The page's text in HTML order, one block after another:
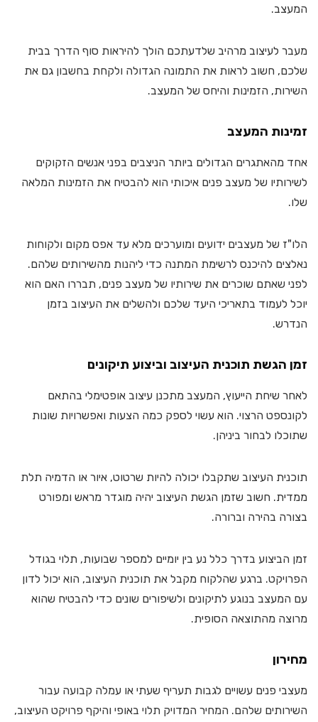
המעצב.
מעבר לעיצוב מרהיב שלדעתכם הולך להיראות סוף הדרך בבית
שלכם, חשוב לראות את התמונה הגדולה ולקחת בחשבון גם את
השירות, הזמינות והיחס של המעצב.
זמינות המעצב
אחד מהאתגרים הגדולים ביותר הניצבים בפני אנשים הזקוקים
לשירותיו של מעצב פנים איכותי הוא להבטיח את הזמינות המלאה
שלו.
הלו"ז של מעצבים ידועים ומוערכים מלא עד אפס מקום ולקוחות
נאלצים להיכנס לרשימת המתנה כדי ליהנות מהשירותים שלהם.
לפני שאתם שוכרים את שירותיו של מעצב פנים, תבררו האם הוא
יוכל לעמוד בתאריכי היעד שלכם ולהשלים את העיצוב בזמן
הנדרש.
זמן הגשת תוכנית העיצוב וביצוע תיקונים
לאחר שיחת הייעוץ, המעצב מתכנן עיצוב אופטימלי בהתאם
לקונספט הרצוי. הוא עשוי לספק כמה הצעות ואפשרויות שונות
שתוכלו לבחור ביניהן.
תוכנית העיצוב שתקבלו יכולה להיות שרטוט, איור או הדמיה תלת
ממדית. חשוב שזמן הגשת העיצוב יהיה מוגדר מראש ומפורט
בצורה בהירה וברורה.
זמן הביצוע בדרך כלל נע בין יומיים למספר שבועות, תלוי בגודל
הפרויקט. ברגע שהלקוח מקבל את תוכנית העיצוב, הוא יכול לדון
עם המעצב בנוגע לתיקונים ולשיפורים שונים כדי להבטיח שהוא
מרוצה מהתוצאה הסופית.
מחירון
מעצבי פנים עשויים לגבות תעריף שעתי או עמלה קבועה עבור
השירותים שלהם. המחיר המדויק תלוי באופי והיקף פרויקט העיצוב,